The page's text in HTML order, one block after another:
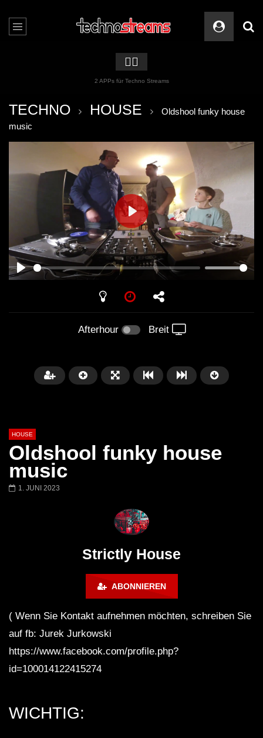
🏳️‍🌈
2 APPs für Techno Streams
TECHNO HOUSE
Oldshool funky house
music
PLAY
PLAY
Afterhour Breit
Honey Dijon- Escenario Villa
Maravilla @ Tecate Pal Norte
HOUSE
Oldshool funky house
music
1. JUNI 2023
Strictly House
ABONNIEREN
( Wenn Sie Kontakt aufnehmen möchten, schreiben Sie
auf fb: Jurek Jurkowski
https://www.facebook.com/profile.php?
id=100014122415274
WICHTIG: